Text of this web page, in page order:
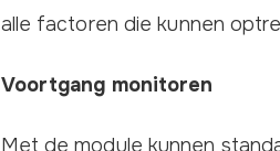
alle factoren die kunnen
Voortgang monitoren
Met de module kunnen